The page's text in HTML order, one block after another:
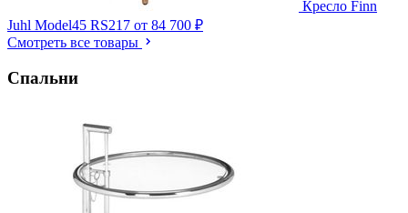
Кресло Finn
Juhl Model45 RS217 от 84 700 ₽
Смотреть все товары
Спальни